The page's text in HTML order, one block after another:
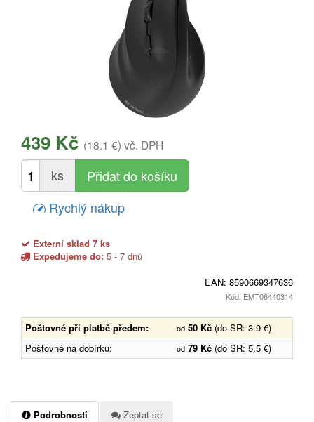
439 Kč (18.1 €) vč. DPH
ks
Rychlý nákup
Externí sklad 7 ks
Expedujeme do: 5 - 7 dnů
EAN: 8590669347636
Kód: EMT06440314
Poštovné při platbě předem: od 50 Kč (do SR: 3.9 €)
Poštovné na dobírku:
od 79 Kč (do SR: 5.5 €)
Podrobnosti Zeptat se